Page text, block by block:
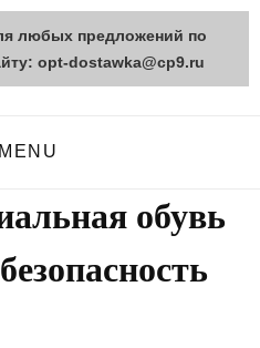
MENU
обувь
любых предложений по
opt-dostawka@cp9.ru